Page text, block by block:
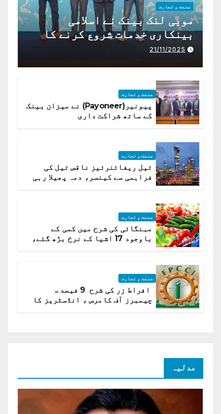
صنعت و تجارت
موبی لنک بینک نے اسلامی
بینکاری خدمات شروع کرنے کا
اعلان کیا ہے،
21/11/2025
صنعت و تجارت
پیونیر(Payoneer) نے میزان بینک
کے ساتھ شراکت داری
صنعت و تجارت
تیل ریفائنرئیز ناقص تیل کی
فراہمی سے کینسر، دمہ پھیلا رہی
صنعت و تجارت
مہنگائی کی شرح میں کمی کے
باوجود 17 اشیا کے نرخ بڑھ گئے،
صنعت و تجارت
افراط زر کی شرح 9 فیصد ..
چیمبرز آف کامرس ، انڈسٹریز کا
عدلیہ